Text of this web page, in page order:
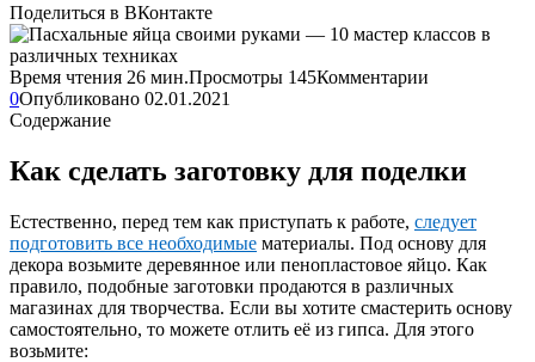
Поделиться в ВКонтакте
Время чтения 26 мин.Просмотры 145Комментарии
0Опубликовано 02.01.2021
Содержание
Как сделать заготовку для поделки
Естественно, перед тем как приступать к работе, следует
подготовить все необходимые материалы. Под основу для
декора возьмите деревянное или пенопластовое яйцо. Как
правило, подобные заготовки продаются в различных
магазинах для творчества. Если вы хотите смастерить основу
самостоятельно, то можете отлить её из гипса. Для этого
возьмите: